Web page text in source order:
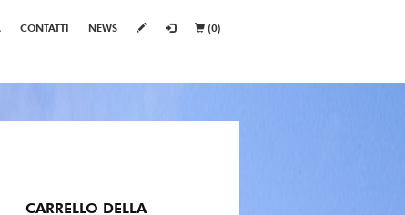
CONTATTI NEWS (0)
CARRELLO DELLA